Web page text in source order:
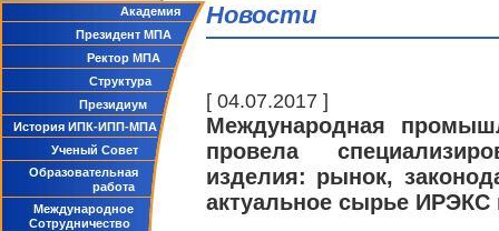
Академия
Президент МПА
Ректор МПА
Структура
Президиум
История ИПК-ИПП-МПА
Ученый Совет
Образовательная
работа
Международное
Сотрудничество
Новости
[ 04.07.2017 ]
Международная
провела
изделия: рынок,
актуальное сырье